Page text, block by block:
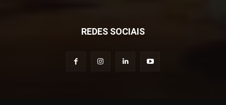
REDES SOCIAIS